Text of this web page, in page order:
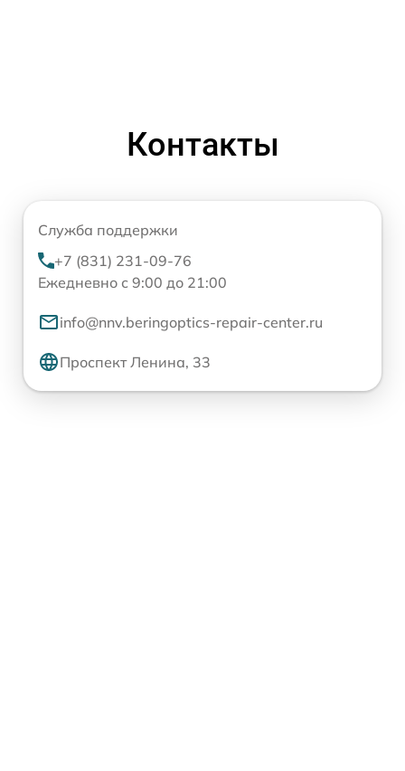
Контакты
Служба поддержки
+7 (831) 231-09-76
Ежедневно с 9:00 до 21:00
info@nnv.beringoptics-repair-center.ru
Проспект Ленина, 33